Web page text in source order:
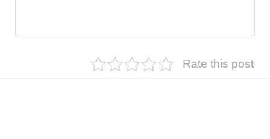
Rate this post